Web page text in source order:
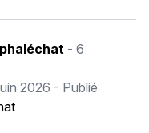
- 6
2026 - Publié